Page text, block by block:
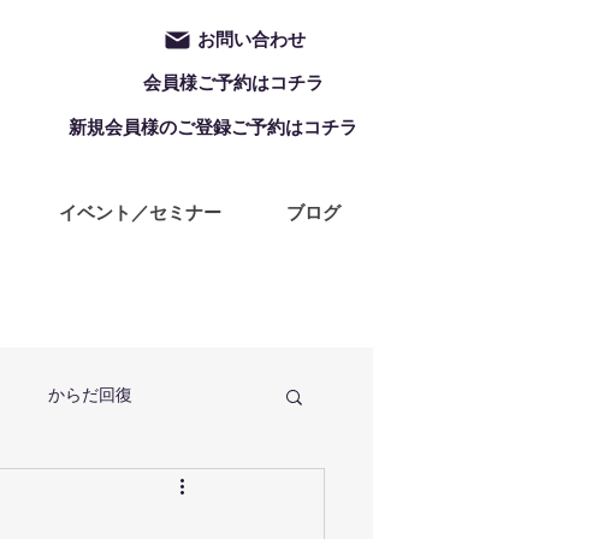
お問い合わせ
会員様ご予約はコチラ
新規会員様のご登録ご予約はコチラ
イベント／セミナー ブログ
からだ回復
ZUMBA